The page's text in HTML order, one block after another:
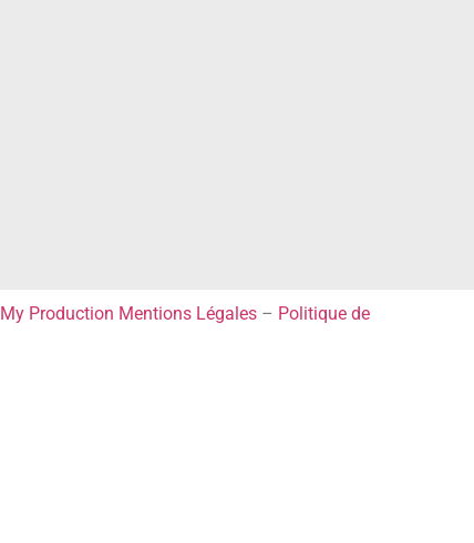
My Production Mentions Légales– Politique de